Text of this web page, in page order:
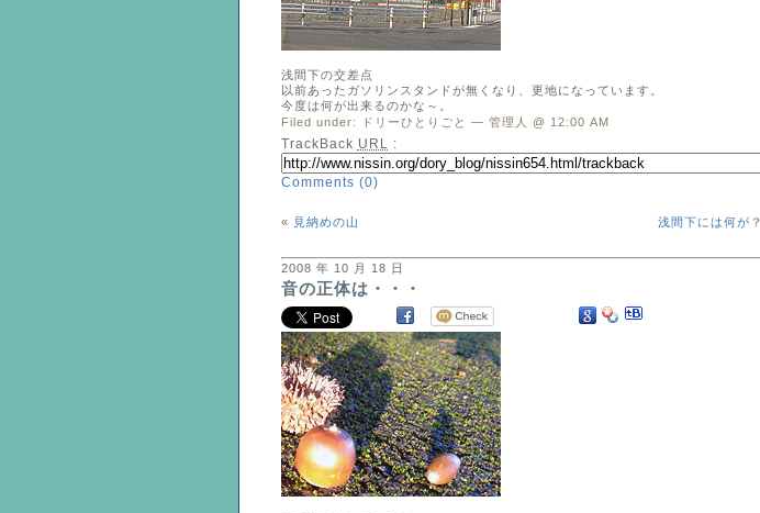
浅間下の交差点
以前あったガソリンスタンドが無くなり、更地になっています。
今度は何が出来るのかな～。
Filed under:
ドリーひとりごと — 管理人 @ 12:00 AM
TrackBack URL :
Comments (0)
« 見納めの山 浅間下には何が？
2008 年 10 月 18 日
音の正体は・・・